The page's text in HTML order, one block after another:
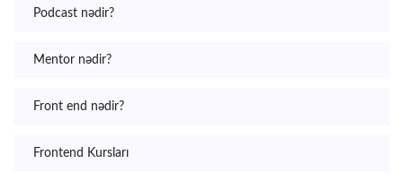
Podcast nədir?
Mentor nədir?
Front end nədir?
Frontend Kursları